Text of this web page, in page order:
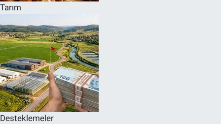
Tarım
Desteklemeler